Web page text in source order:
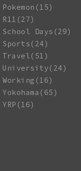
Pokemon(15)
R11(27)
School Days(29)
Sports(24)
Travel(51)
University(24)
Working(16)
Yokohama(65)
YRP(16)